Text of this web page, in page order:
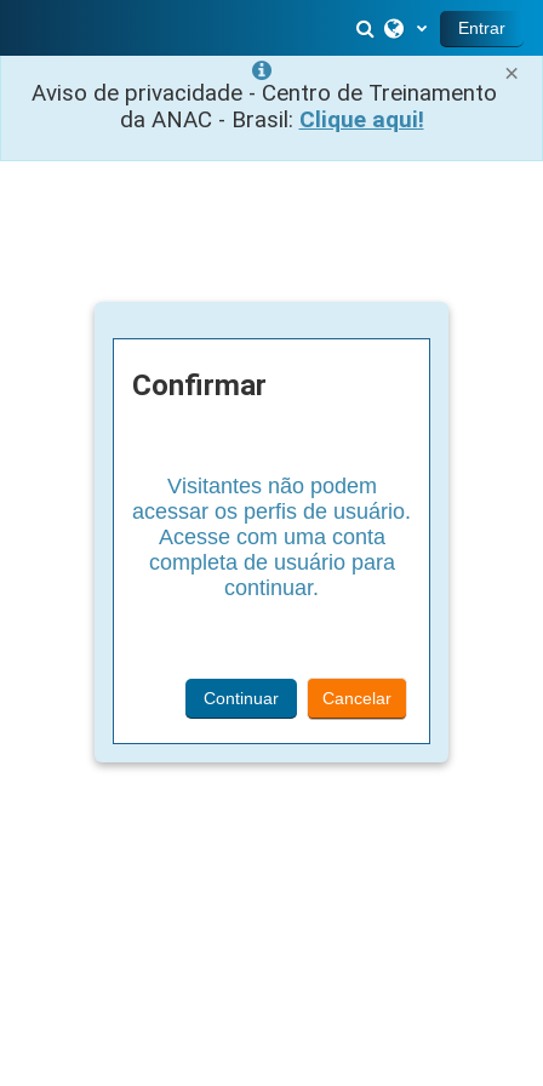
×
Aviso de privacidade - Centro de Treinamento
da ANAC - Brasil: Clique aqui!
Alternar entrada
Entrar
Confirmar
Visitantes não podem
acessar os perfis de usuário.
Acesse com uma conta
completa de usuário para
continuar.
Continuar Cancelar